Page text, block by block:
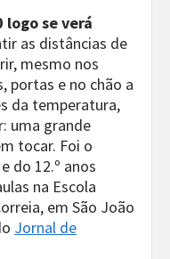
logo se verá
as distâncias de
mesmo nos
portas e no chão a
da temperatura,
uma grande
tocar. Foi o
do 12.º anos
na Escola
em São João
Jornal de